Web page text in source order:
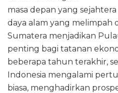
masa depan yang
daya alam yang melimpah
Sumatera menjadikan
penting bagi tatanan
beberapa tahun terakhir,
Indonesia mengalami
biasa, menghadirkan